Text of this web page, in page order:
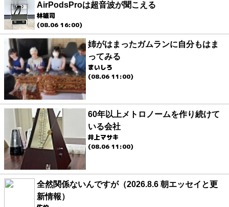
AirPodsProは超音波が聞こえる
林雄司
(08.06 16:00)
姉がはまったガムランに自分もはま
ってみる
まいしろ
(08.06 11:00)
60年以上メトロノームを作り続けて
いる会社
井上マサキ
(08.06 11:00)
全然関係ないんですが（2026.8.6 朝エッセイと更
新情報）